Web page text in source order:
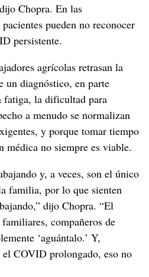
Chopra. En las
pueden no reconocer
persistente.
agrícolas retrasan la
un diagnóstico, en parte
fatiga, la dificultad para
a menudo se normalizan
y porque tomar tiempo
médica no siempre es viable.
y, a veces, son el único
familia, por lo que sienten
dijo Chopra. “El
compañeros de
‘aguántalo.’ Y,
el COVID prolongado, eso no